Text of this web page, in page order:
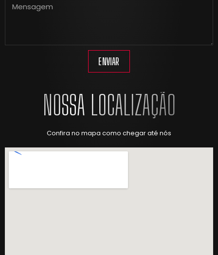
ENVIAR
NOSSA LOCALIZAÇÃO
Confira no mapa como chegar até nós